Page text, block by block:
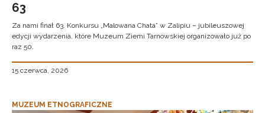
63
Za nami finał 63. Konkursu „Malowana Chata” w Zalipiu – jubileuszowej
edycji wydarzenia, które Muzeum Ziemi Tarnowskiej organizowało już po
raz 50.
15 czerwca, 2026
MUZEUM ETNOGRAFICZNE